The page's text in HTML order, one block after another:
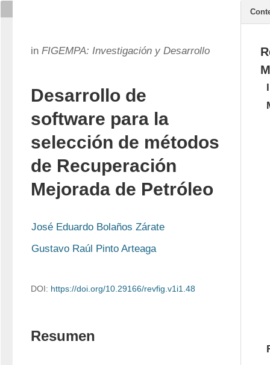
in FIGEMPA: Investigación y Desarrollo
Desarrollo de
software para la
selección de métodos
de Recuperación
Mejorada de Petróleo
José Eduardo Bolaños Zárate
Gustavo Raúl Pinto Arteaga
DOI: https://doi.org/10.29166/revfig.v1i1.48
Resumen